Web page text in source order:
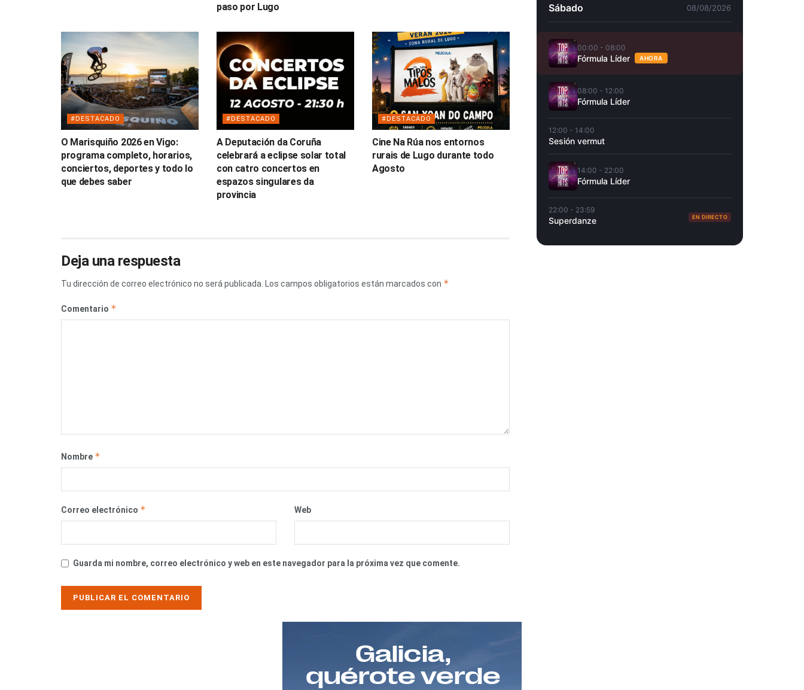
paso por Lugo
#DESTACADO
O Marisquiño 2026 en Vigo:
programa completo, horarios,
conciertos, deportes y todo lo
que debes saber
#DESTACADO
A Deputación da Coruña
celebrará a eclipse solar total
con catro concertos en
espazos singulares da
provincia
#DESTACADO
Cine Na Rúa nos entornos
rurais de Lugo durante todo
Agosto
Deja una respuesta
Tu dirección de correo electrónico no será publicada. Los campos obligatorios están marcados con *
Comentario *
Nombre *
Correo electrónico * Web
Guarda mi nombre, correo electrónico y web en este navegador para la próxima vez que comente.
Sábado 08/08/2026
00:00 - 08:00
Fórmula Líder AHORA
08:00 - 12:00
Fórmula Líder
12:00 - 14:00
Sesión vermut
14:00 - 22:00
Fórmula Líder
22:00 - 23:59
Superdanze EN DIRECTO